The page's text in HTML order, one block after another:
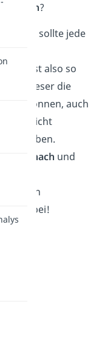
auflösen?
weißt, sollte jede
solltest also so
Leser die
können, auch
nicht
haben.
Reihe nach und
der
Dein
dir dabei!